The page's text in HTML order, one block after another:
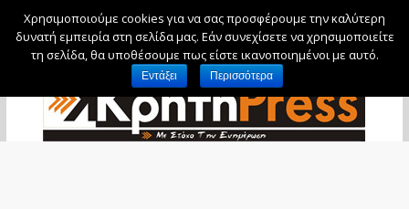
Κυριακή, 9 Αυγούστου, 2026
Χρησιμοποιούμε cookies για να σας προσφέρουμε την καλύτερη
δυνατή εμπειρία στη σελίδα μας. Εάν συνεχίσετε να χρησιμοποιείτε
τη σελίδα, θα υποθέσουμε πως είστε ικανοποιημένοι με αυτό.
Εντάξει Περισσότερα